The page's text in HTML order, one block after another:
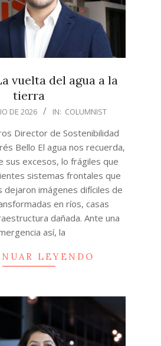
vuelta del agua a la
tierra
DE 2026 IN: COLUMNIST
Director de Sostenibilidad
Bello El agua nos recuerda,
sus excesos, lo frágiles que
sistemas frontales que
dejaron imágenes difíciles de
en ríos, casas
dañada. Ante una
así, la
LEYENDO